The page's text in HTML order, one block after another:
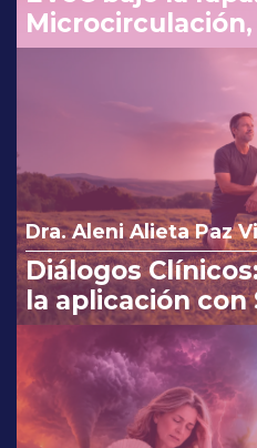
costo beneficio
Dra. Aleni Alieta Paz
Diálogos
la aplicación con
Osteoartritis